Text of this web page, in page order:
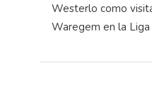
Westerlo como
Waregem en la